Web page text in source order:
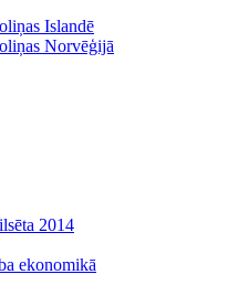
Islandē
Norvēģijā
2014
ekonomikā